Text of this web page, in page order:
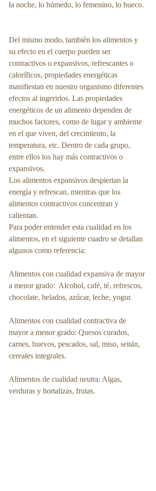
la noche, lo húmedo, lo femenino, lo hueco.
Del mismo modo, también los alimentos y
su efecto en el cuerpo pueden ser
contractivos o expansivos, refrescantes o
caloríficos, propiedades energéticas
manifiestan en nuestro organismo diferentes
efectos al ingerirlos. Las propiedades
energéticos de un alimento dependen de
muchos factores, como de lugar y ambiente
en el que viven, del crecimiento, la
temperatura, etc. Dentro de cada grupo,
entre ellos los hay más contractivos o
expansivos.
Los alimentos expansivos despiertan la
energía y refrescan, mientras que los
alimentos contractivos concentran y
calientan.
Para poder entender esta cualidad en los
alimentos, en el siguiente cuadro se detallan
algunos como referencia:
Alimentos con cualidad expansiva de mayor
a menor grado:  Alcohol, café, té, refrescos,
chocolate, helados, azúcar, leche, yogur.
Alimentos con cualidad contractiva de
mayor a menor grado: Quesos curados,
carnes, huevos, pescados, sal, miso, seitán,
cereales integrales.
Alimentos de cualidad neutra: Algas,
verduras y hortalizas, frutas.